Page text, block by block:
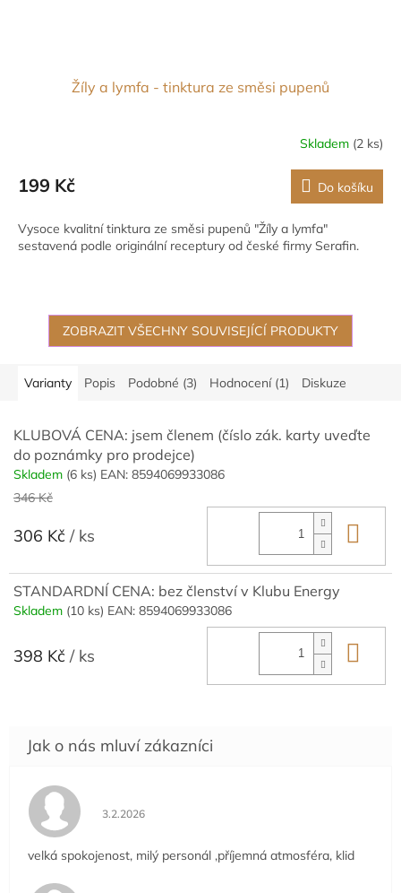
Žíly a lymfa - tinktura ze směsi pupenů
Skladem (2 ks)
199 Kč Do košíku
Vysoce kvalitní tinktura ze směsi pupenů "Žíly a lymfa"
sestavená podle originální receptury od české firmy Serafin.
ZOBRAZIT VŠECHNY SOUVISEJÍCÍ PRODUKTY
Varianty Popis Podobné (3) Hodnocení (1) Diskuze
KLUBOVÁ CENA: jsem členem (číslo zák. karty uveďte
do poznámky pro prodejce)
Skladem (6 ks) EAN: 8594069933086
346 Kč
306 Kč / ks
STANDARDNÍ CENA: bez členství v Klubu Energy
Skladem (10 ks) EAN: 8594069933086
398 Kč / ks
Hodnocení obchodu je 5 z 5 hvězdiček.
3.2.2026
velká spokojenost, milý personál ,příjemná atmosféra, klid